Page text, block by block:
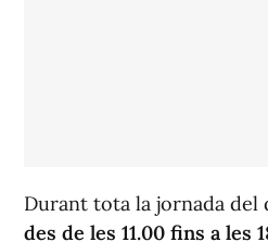
Durant tota la jornada del
des de les 11.00 fins a les